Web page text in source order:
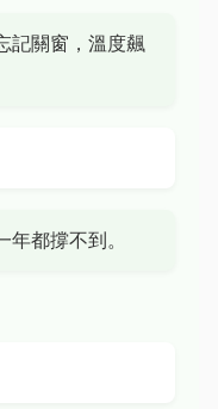
記關窗，溫度飆
都撐不到。